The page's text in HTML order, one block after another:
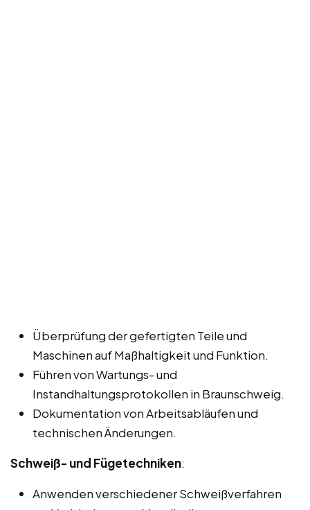
Überprüfung der gefertigten Teile und
Maschinen auf Maßhaltigkeit und Funktion.
Führen von Wartungs- und
Instandhaltungsprotokollen in Braunschweig.
Dokumentation von Arbeitsabläufen und
technischen Änderungen.
Schweiß- und Fügetechniken:
Anwenden verschiedener Schweißverfahren